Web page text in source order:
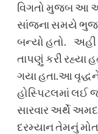
વિગતો મુજબ આ
સાંજના સમયે
બન્યો હતો. અહી
તાપણું કરી રહ્યા
ગયા હતા.આ
હોસ્પિટલમાં લઈ
સારવાર અર્થે
દરમ્યાન તેમનું